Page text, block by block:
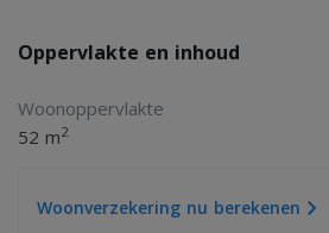
Deze complete presentatie zowel
afbeeldingen, tekeningen, enz. is
Oppervlakte en inhoud
Woonoppervlakte
52 m2
Woonverzekering nu berekenen